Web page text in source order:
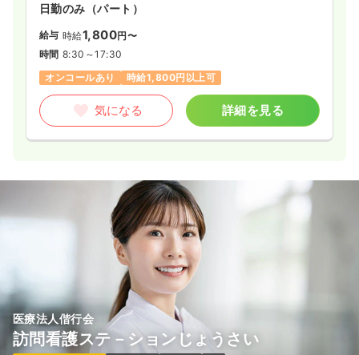
日勤のみ（パート）
給与 時給1,800円〜
時間 8:30～17:30
オンコールあり
時給1,800円以上可
気になる 詳細を見る
医療法人偕行会
訪問看護ステ－ションじょうさい